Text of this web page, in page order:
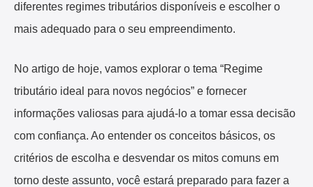
diferentes regimes tributários disponíveis e escolher o
mais adequado para o seu empreendimento.
No artigo de hoje, vamos explorar o tema “Regime
tributário ideal para novos negócios” e fornecer
informações valiosas para ajudá-lo a tomar essa decisão
com confiança. Ao entender os conceitos básicos, os
critérios de escolha e desvendar os mitos comuns em
torno deste assunto, você estará preparado para fazer a